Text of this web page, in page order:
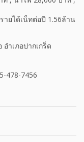
ายได้เน็ทต่อปี 1.56ล้าน
ำเภอปากเกร็ด
478-7456